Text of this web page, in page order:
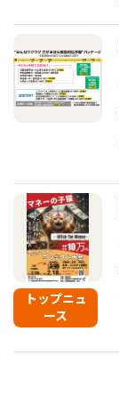
トップニュ
ース